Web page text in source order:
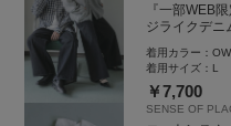
『一部WEB
ジライクデニ
着用カラー：
着用サイズ： L
￥7,700
SENSE OF